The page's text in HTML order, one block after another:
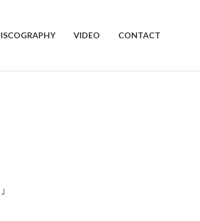
VIDEO CONTACT